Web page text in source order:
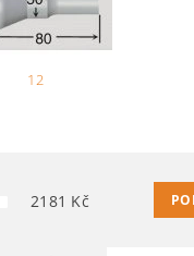
12
2181 Kč